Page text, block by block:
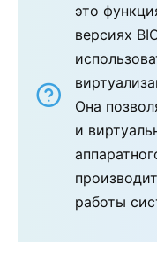
это
версиях
Она
и
работы